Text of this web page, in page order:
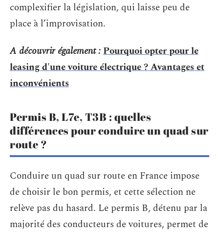
complexifier la législation, qui laisse peu de
place à l’improvisation.
A découvrir également :Pourquoi opter pour le
leasing d'une voiture électrique ? Avantages et
inconvénients
Permis B, L7e, T3B : quelles
différences pour conduire un quad sur
route ?
Conduire un quad sur route en France impose
de choisir le bon permis, et cette sélection ne
relève pas du hasard. Le permis B, détenu par la
majorité des conducteurs de voitures, permet de